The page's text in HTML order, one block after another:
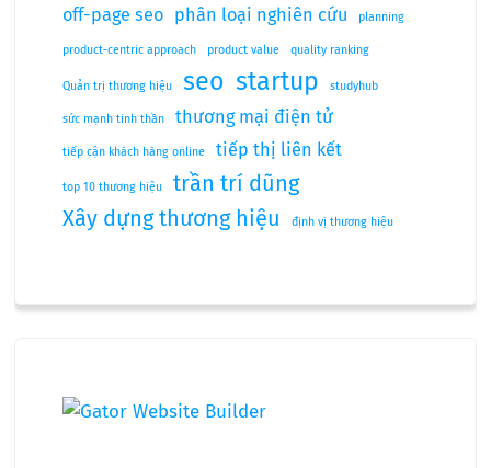
off-page seo
phân loại nghiên cứu planning
product-centric approach product value quality ranking
Quản trị thương hiệu seo startup studyhub
sức mạnh tinh thần thương mại điện tử
tiếp cận khách hàng online tiếp thị liên kết
top 10 thương hiệu
trần trí dũng
Xây dựng thương hiệu
định vị thương hiệu